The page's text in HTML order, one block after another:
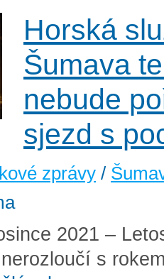
Horská
Šumava
nebude
sjezd s
zprávy /
2021 –
s